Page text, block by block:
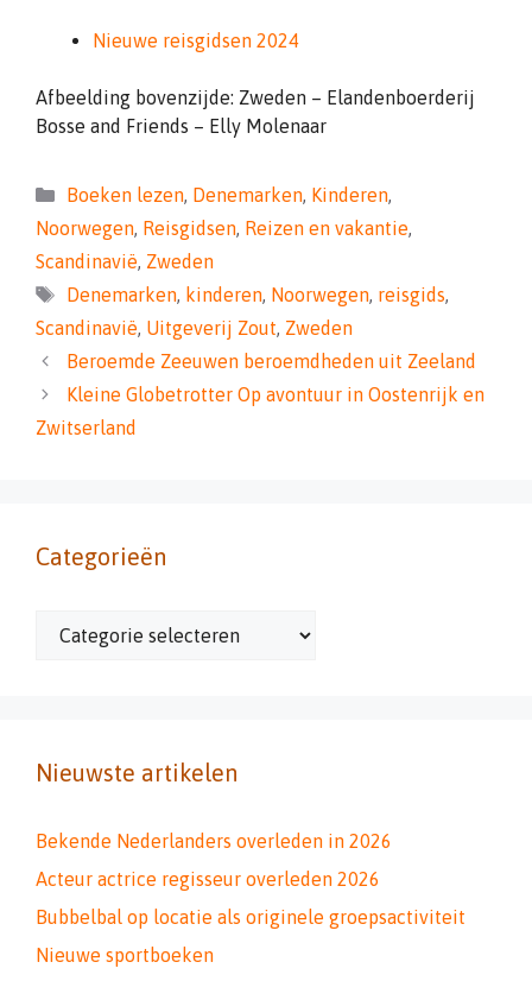
Nieuwe reisgidsen 2024
Afbeelding bovenzijde: Zweden – Elandenboerderij
Bosse and Friends – Elly Molenaar
Categorieën
Boeken lezen, Denemarken, Kinderen,
Noorwegen, Reisgidsen, Reizen en vakantie,
Scandinavië, Zweden
Tags
Denemarken, kinderen, Noorwegen, reisgids,
Scandinavië, Uitgeverij Zout, Zweden
Beroemde Zeeuwen beroemdheden uit Zeeland
Kleine Globetrotter Op avontuur in Oostenrijk en
Zwitserland
Categorieën
Categorieën
Nieuwste artikelen
Bekende Nederlanders overleden in 2026
Acteur actrice regisseur overleden 2026
Bubbelbal op locatie als originele groepsactiviteit
Nieuwe sportboeken